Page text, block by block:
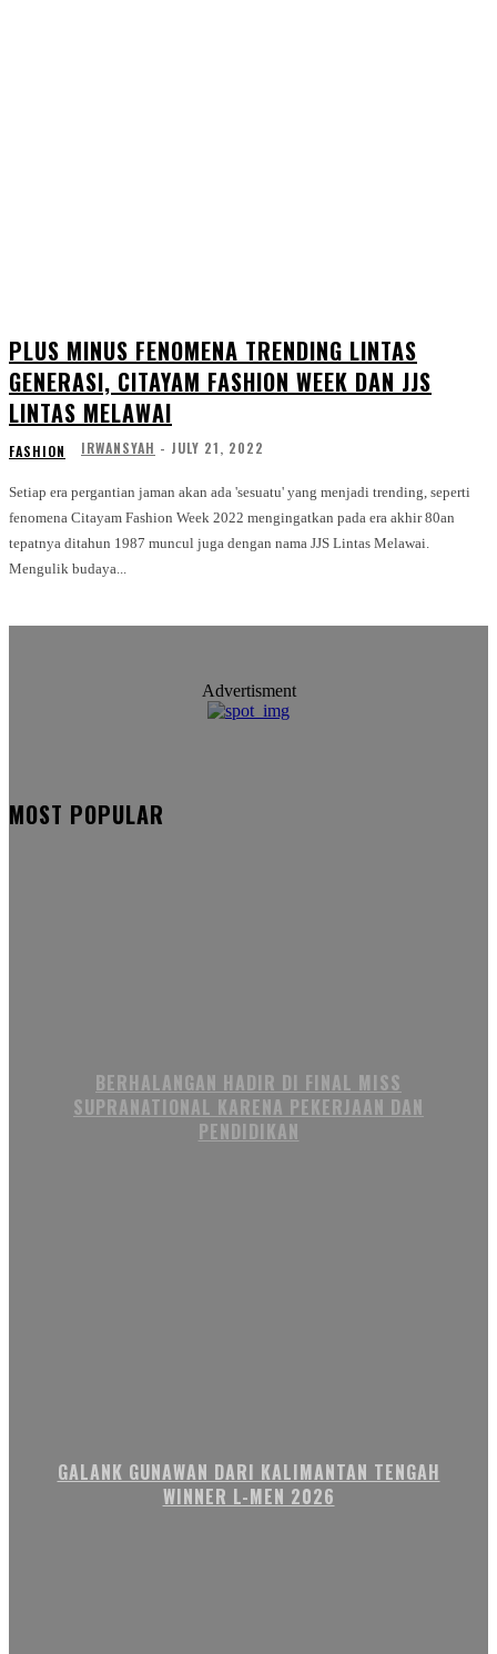
PLUS MINUS FENOMENA TRENDING LINTAS
GENERASI, CITAYAM FASHION WEEK DAN JJS
LINTAS MELAWAI
FASHION IRWANSYAH - JULY 21, 2022
Setiap era pergantian jaman akan ada 'sesuatu' yang menjadi trending, seperti
fenomena Citayam Fashion Week 2022 mengingatkan pada era akhir 80an
tepatnya ditahun 1987 muncul juga dengan nama JJS Lintas Melawai.
Mengulik budaya...
Advertisment
MOST POPULAR
BERHALANGAN HADIR DI FINAL MISS
SUPRANATIONAL KARENA PEKERJAAN DAN
PENDIDIKAN
GALANK GUNAWAN DARI KALIMANTAN TENGAH
WINNER L-MEN 2026